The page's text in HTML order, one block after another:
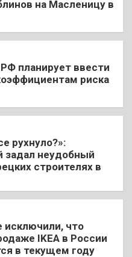
на Масленицу в
планирует ввести
риска
рухнуло?»:
задал неудобный
строителях в
исключили, что
IKEA в России
в текущем году